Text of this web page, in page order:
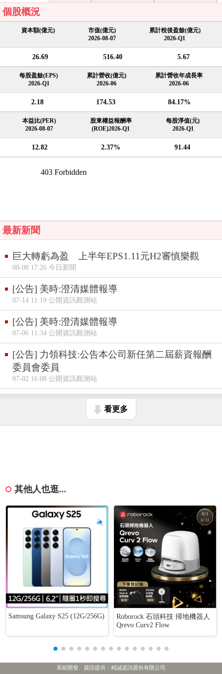
個股概況
資本額(億元)
市值(億元)
2026-08-07
累計稅後盈餘(億元)
2026-Q1
26.69 516.40 5.67
每股盈餘(EPS)
2026-Q1
累計營收(億元)
2026-06
累計營收年成長率
2026-06
2.18 174.53 84.17%
本益比(PER)
2026-08-07
股東權益報酬率
(ROE)2026-Q1
每股淨值(元)
2026-Q1
12.82 2.37% 91.44
最新新聞
巨大轉虧為盈 上半年EPS1.11元H2審慎樂觀
08-08 17:26 今日新聞
[公告] 美時:澄清媒體報導
07-14 11:19 公開資訊觀測站
[公告] 美時:澄清媒體報導
07-06 11:34 公開資訊觀測站
[公告] 力領科技:公告本公司新任第二屆薪資報酬
委員會委員
07-02 16:08 公開資訊觀測站
看更多
其他人也逛...
Samsung Galaxy S25 (12G/256G)
Roborock 石頭科技 掃地機器人
Qrevo Curv2 Flow
系統開發、資訊提供：精誠資訊股份有限公司